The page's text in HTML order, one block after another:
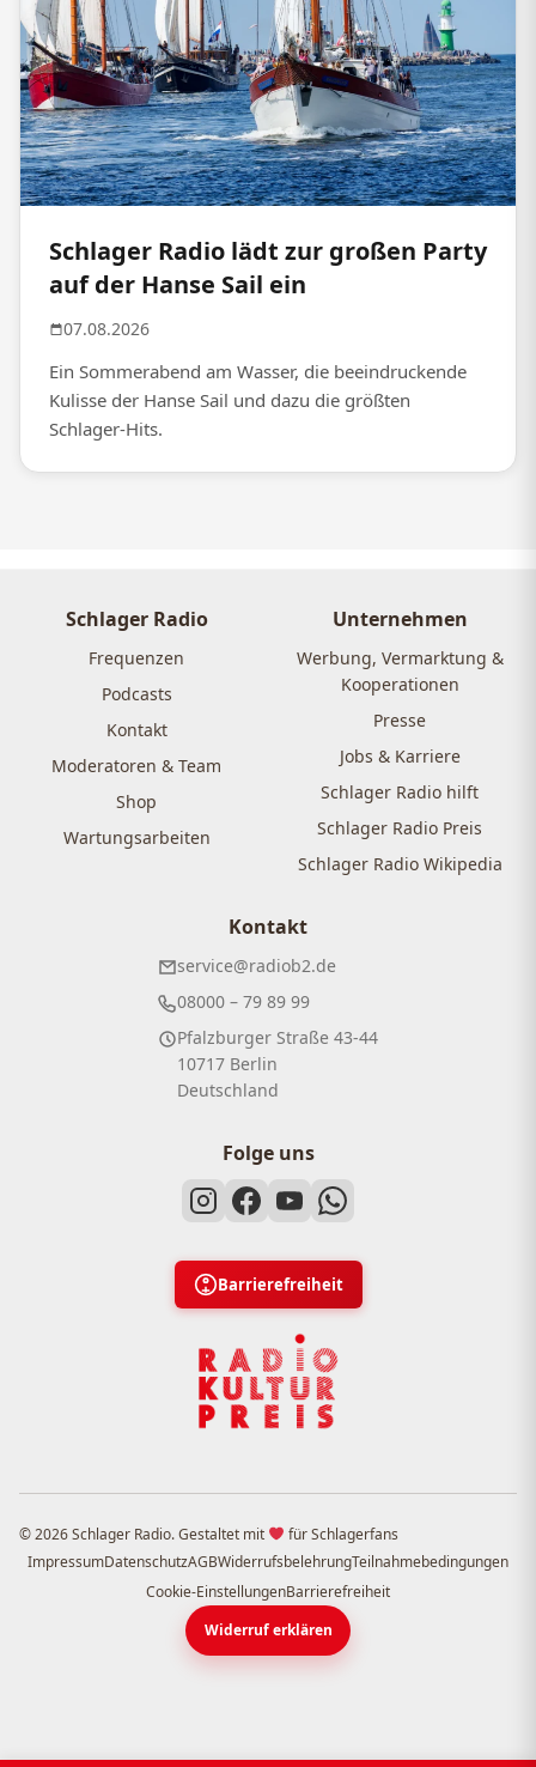
Schlager Radio lädt zur großen Party
auf der Hanse Sail ein
07.08.2026
Ein Sommerabend am Wasser, die beeindruckende
Kulisse der Hanse Sail und dazu die größten
Schlager-Hits.
Schlager Radio
Frequenzen
Podcasts
Kontakt
Moderatoren & Team
Shop
Wartungsarbeiten
Unternehmen
Werbung, Vermarktung &
Kooperationen
Presse
Jobs & Karriere
Schlager Radio hilft
Schlager Radio Preis
Schlager Radio Wikipedia
Kontakt
service@radiob2.de
08000 – 79 89 99
Pfalzburger Straße 43-44
10717 Berlin
Deutschland
Folge uns
Barrierefreiheit
© 2026 Schlager Radio. Gestaltet mit
für Schlagerfans
ImpressumDatenschutzAGBWiderrufsbelehrungTeilnahmebedingungen
Cookie-EinstellungenBarrierefreiheit
Widerruf erklären